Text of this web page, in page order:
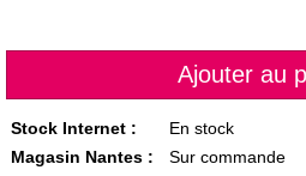
Stock Internet :
En stock
Magasin Nantes :
Sur commande